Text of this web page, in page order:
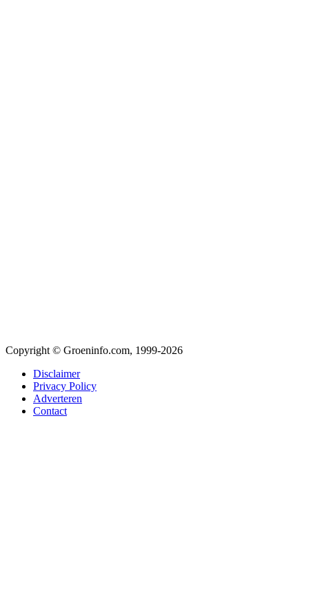
Copyright © Groeninfo.com, 1999-2026
Disclaimer
Privacy Policy
Adverteren
Contact